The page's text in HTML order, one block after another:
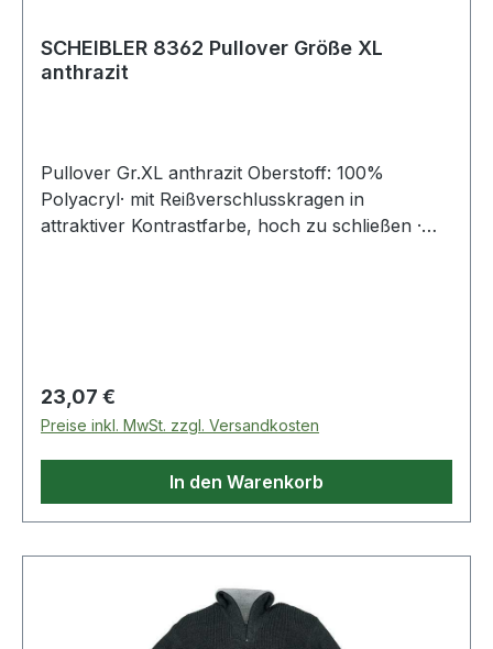
SCHEIBLER 8362 Pullover Größe XL
anthrazit
Pullover Gr.XL anthrazit Oberstoff: 100%
Polyacryl· mit Reißverschlusskragen in
attraktiver Kontrastfarbe, hoch zu schließen ·
Regulärer Preis:
23,07 €
Preise inkl. MwSt. zzgl. Versandkosten
In den Warenkorb